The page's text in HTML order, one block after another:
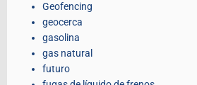
Geofencing
geocerca
gasolina
gas natural
futuro